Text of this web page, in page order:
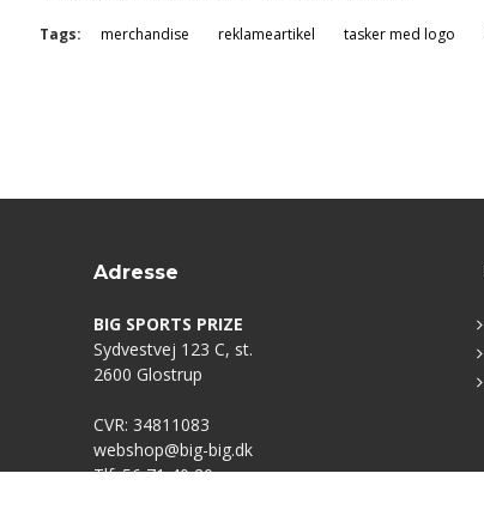
Tags: merchandise reklameartikel tasker med logo
Adresse
BIG SPORTS PRIZE
Sydvestvej 123 C, st.
2600 Glostrup
CVR: 34811083
webshop@big-big.dk
Tlf: 56 71 40 20